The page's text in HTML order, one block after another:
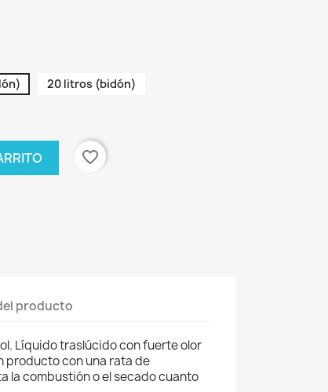
20 litros (bidón)
favorite_border
producto
Líquido traslúcido con fuerte olor
producto con una rata de
la combustión o el secado cuanto